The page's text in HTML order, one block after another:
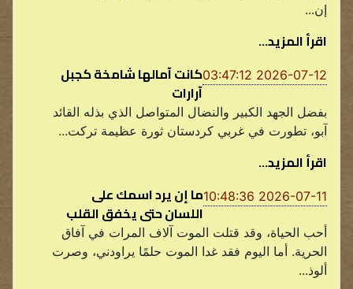
إن...
اقرأ المزيد...
2026-07-12 03:47:12
كانت آمالها شامخة كجبل
آرارات
بفضل الجهد الكبير والنضال المتواصل الذي بذله القائد
آبو، تطورت في غربي كردستان ثورة عظيمة تركت...
اقرأ المزيد...
2026-07-11 10:48:36
ما إن يرد اسمك على
اللسان حتى يخفق القلب
أحب الحياة، وقد قتلت الموت آلاف المرات في آفاق
الحرية. أما اليوم فقد غدا الموت حلمًا يراودني، وصرت
ألوذ...